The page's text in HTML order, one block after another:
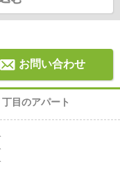
お問い合わせ
目のアパート